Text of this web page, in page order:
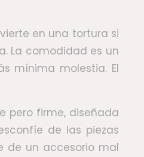
en una tortura si
La comodidad es un
mínima molestia. El
pero firme, diseñada
de las piezas
de un accesorio mal